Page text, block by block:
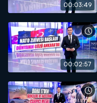
00:03:49
00:02:57